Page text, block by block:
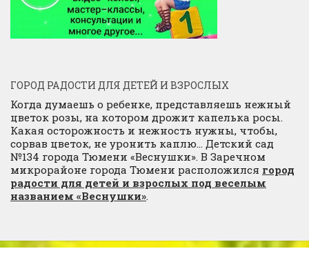
ГОРОД РАДОСТИ ДЛЯ ДЕТЕЙ И ВЗРОСЛЫХ
Когда думаешь о ребенке, представляешь нежный
цветок розы, на котором дрожит капелька росы.
Какая осторожность и нежность нужны, чтобы,
сорвав цветок, не уронить каплю… Детский сад
№134 города Тюмени «Веснушки». В Заречном
микрорайоне города Тюмени расположился город
радости для детей и взрослых под веселым
названием «Веснушки».